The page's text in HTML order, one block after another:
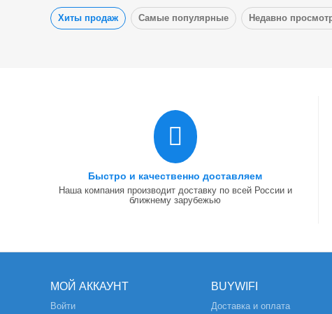
Хиты продаж Самые популярные Недавно
Быстро и качественно доставляем
Наша компания производит доставку по всей России и
ближнему зарубежью
МОЙ АККАУНТ
Войти
BUYWIFI
Доставка и оплата